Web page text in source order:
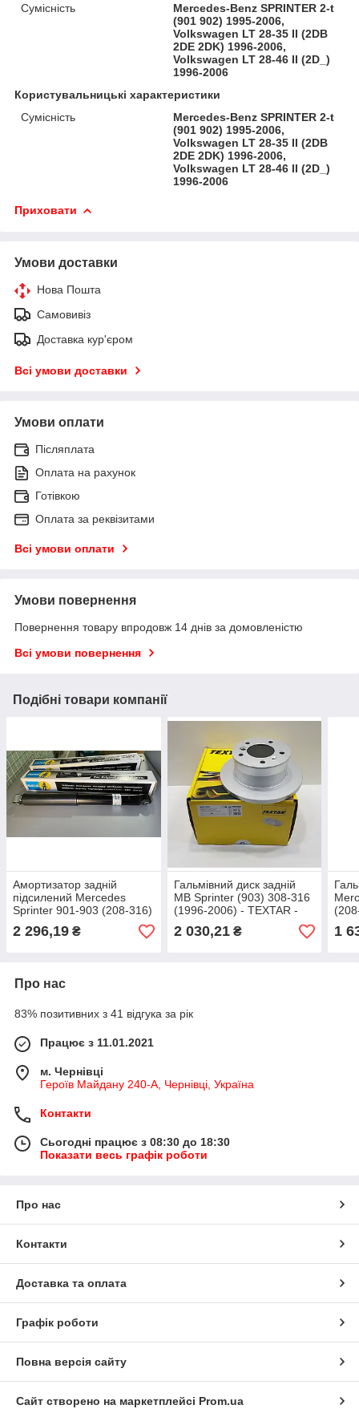
Сумісність
Mercedes-Benz SPRINTER 2-t
(901 902) 1995-2006,
Volkswagen LT 28-35 II (2DB
2DE 2DK) 1996-2006,
Volkswagen LT 28-46 II (2D_)
1996-2006
Користувальницькі характеристики
Сумісність
Mercedes-Benz SPRINTER 2-t
(901 902) 1995-2006,
Volkswagen LT 28-35 II (2DB
2DE 2DK) 1996-2006,
Volkswagen LT 28-46 II (2D_)
1996-2006
Приховати
Умови доставки
Нова Пошта
Самовивіз
Доставка кур'єром
Всі умови доставки
Умови оплати
Післяплата
Оплата на рахунок
Готівкою
Оплата за реквізитами
Всі умови оплати
Умови повернення
Повернення товару впродовж 14 днів за домовленістю
Всі умови повернення
Подібні товари компанії
Амортизатор задній
підсилений Mercedes
Sprinter 901-903 (208-316)
- VW LT 28-35 (1996-2006)
- Bilstein - Германия
2 296,19 ₴
Гальмівний диск задній
MB Sprinter (903) 308-316
(1996-2006) - TEXTAR -
Німеччина - 92137603
2 030,21₴ 1
Про нас
83% позитивних з 41 відгука за рік
Працює з 11.01.2021
м. Чернівці
Героїв Майдану 240-А, Чернівці, Україна
Контакти
Сьогодні працює з 08:30 до 18:30
Показати весь графік роботи
Про нас
Контакти
Доставка та оплата
Графік роботи
Повна версія сайту
Сайт створено на маркетплейсі Prom.ua